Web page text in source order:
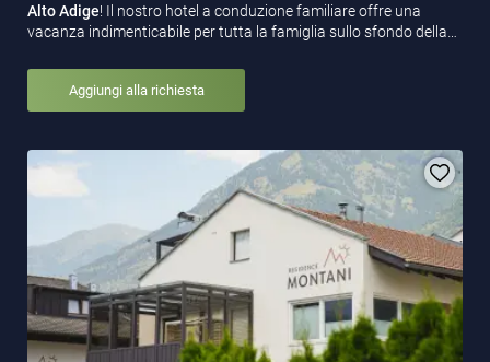
Alto Adige! Il nostro hotel a conduzione familiare offre una
vacanza indimenticabile per tutta la famiglia sullo sfondo della…
Aggiungi alla richiesta